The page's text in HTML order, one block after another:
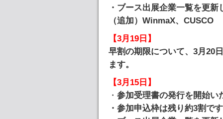
・ブース出展企業一覧を更新
（追加）WinmaX、CUSCO
【3月19日】
早割の期限について、3月20
ます。
【3月15日】
・ 参加受理書の発行を開始い
・参加申込枠は残り約3割で